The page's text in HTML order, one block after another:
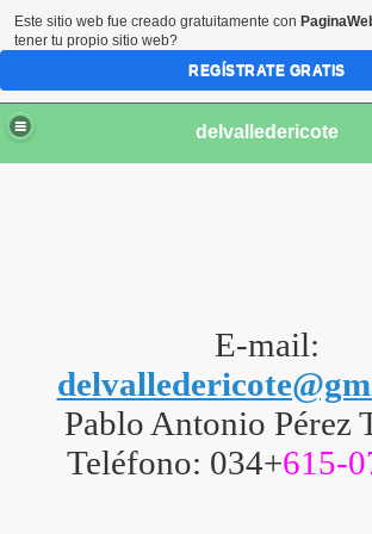
delvalledericote
E-mail:
Pablo Antonio Pérez
Teléfono: 034+615-
Este sitio web fue creado gratuitamente con
tener tu propio sitio web?
REGÍSTRATE GRATIS